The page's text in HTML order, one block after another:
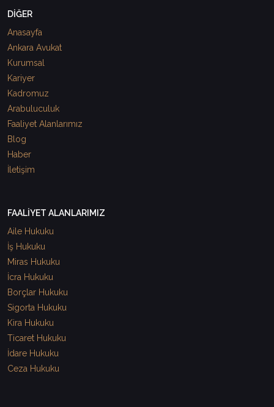
DİĞER
Anasayfa
Ankara Avukat
Kurumsal
Kariyer
Kadromuz
Arabuluculuk
Faaliyet Alanlarımız
Blog
Haber
İletişim
FAALİYET ALANLARIMIZ
Aile Hukuku
İş Hukuku
Miras Hukuku
İcra Hukuku
Borçlar Hukuku
Sigorta Hukuku
Kira Hukuku
Ticaret Hukuku
İdare Hukuku
Ceza Hukuku